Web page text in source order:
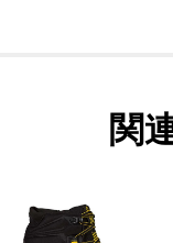
関